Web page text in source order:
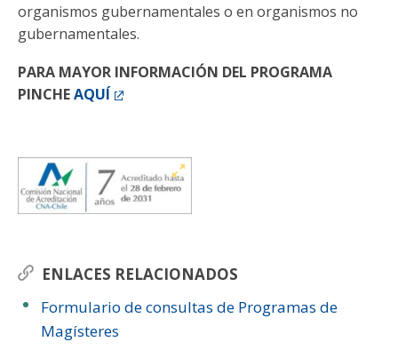
ENLACES RELACIONADOS
Formulario de consultas de Programas de
Magísteres
organismos gubernamentales o en organismos no
gubernamentales.
PARA MAYOR INFORMACIÓN DEL PROGRAMA
PINCHEAQUÍ